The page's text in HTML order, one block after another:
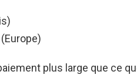
plus large que ce